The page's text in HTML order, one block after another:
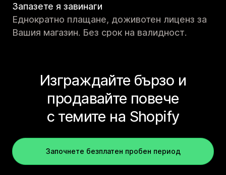
Запазете я завинаги
Еднократно плащане, доживотен лиценз за
Вашия магазин. Без срок на валидност.
Изграждайте бързо и
продавайте повече
с темите на Shopify
Започнете безплатен пробен период